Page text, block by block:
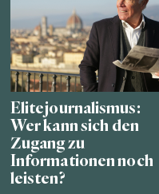
Elitejournalismus:
Wer kann sich den
Zugang zu
Informationen noch
leisten?